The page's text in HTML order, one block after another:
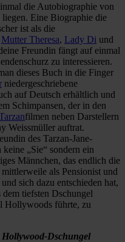
die Autobiographie von
Eine Biographie die
ist als die
Mutter Theresa, Lady Di und
Freundin fängt auf einmal
zu interessieren.
dieses Buch in die Finger
niedergeschriebene
auf Deutsch erhältlich und
Schimpansen, der in den
filmen neben Darstellern
Weissmüller auftrat.
des Tarzan-Jane-
„Sie“ sondern ein
Männchen, das endlich die
als Pensionist und
sich dazu entschieden hat,
tiefsten Dschungel
Hollywoods führte, zu
Dschungel